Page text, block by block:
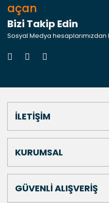
açan
Bizi Takip Edin
Sosyal Medya
İLETİŞİM
KURUMSAL
GÜVENLİ ALIŞVERİŞ